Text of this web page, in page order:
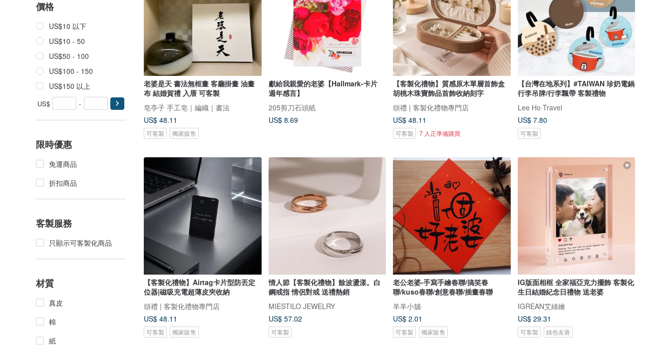
價格
US$10 以下
US$10 - 50
US$50 - 100
US$100 - 150
US$150 以上
US$ -
限時優惠
免運商品
折扣商品
客製服務
只顯示可客製化商品
材質
真皮
棉
紙
老婆是天 書法無框畫 客廳掛畫 油畫
布 結婚賀禮 入厝 可客製
皂亭子 手工皂｜編織｜書法
US$ 48.11
可客製 獨家販售
獻給我親愛的老婆【Hallmark-卡片
週年感言】
205剪刀石頭紙
US$ 8.69
【客製化禮物】質感原木單層首飾盒
胡桃木珠寶飾品首飾收納刻字
頌禮 | 客製化禮物專門店
US$ 48.11
可客製 7 人正準備購買
【台灣在地系列】#TAIWAN 珍奶電鍋
行李吊牌/行李飄帶 客製禮物
Lee Ho Travel
US$ 7.80
可客製
【客製化禮物】Airtag卡片型防丟定
位器|磁吸充電超薄皮夾收納
頌禮 | 客製化禮物專門店
US$ 48.11
可客製 獨家販售
情人節【客製化禮物】餘波盪漾。白
鋼戒指 情侶對戒 送禮熱銷
MIESTILO JEWELRY
US$ 57.02
可客製
老公老婆-手寫手繪春聯/搞笑春
聯/kuso春聯/創意春聯/插畫春聯
羊羊小舖
US$ 2.01
可客製 獨家販售
IG版面相框 全家福亞克力擺飾 客製化
生日結婚紀念日禮物 送老婆
IGREAN艾綠繪
US$ 29.31
可客製 綠色友善